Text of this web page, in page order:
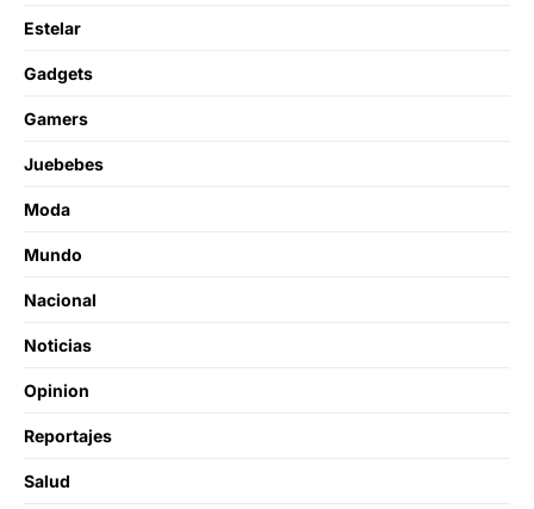
Estelar
Gadgets
Gamers
Juebebes
Moda
Mundo
Nacional
Noticias
Opinion
Reportajes
Salud